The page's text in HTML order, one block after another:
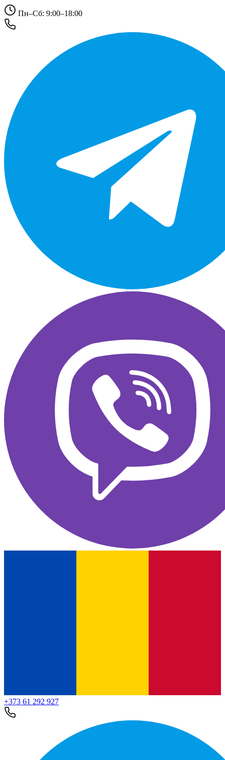
Пн–Сб: 9:00–18:00
+373 61 292 927